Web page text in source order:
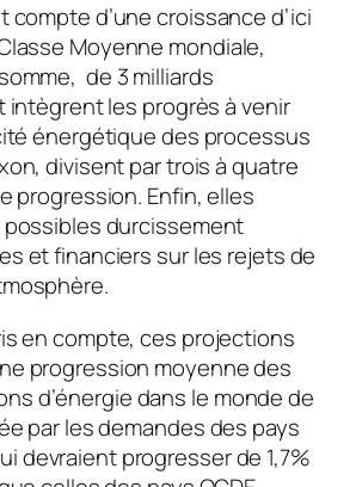
compte d’une croissance d’ici
Moyenne mondiale,
de 3 milliards
intègrent les progrès à venir
énergétique des processus
divisent par trois à quatre
progression. Enfin, elles
durcissement
et financiers sur les rejets de
en compte, ces projections
progression moyenne des
d’énergie dans le monde de
par les demandes des pays
devraient progresser de 1,7%